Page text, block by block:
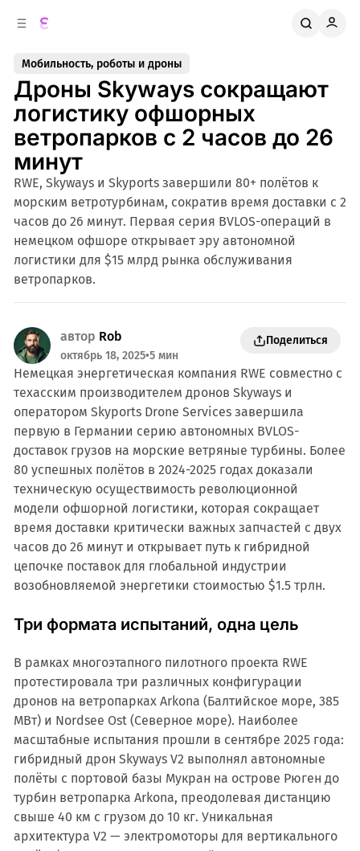
Мобильность, роботы и дроны
Дроны Skyways сокращают
логистику офшорных
ветропарков с 2 часов до 26
минут
RWE, Skyways и Skyports завершили 80+ полётов к
морским ветротурбинам, сократив время доставки с 2
часов до 26 минут. Первая серия BVLOS-операций в
немецком офшоре открывает эру автономной
логистики для $15 млрд рынка обслуживания
ветропарков.
автор Rob
октябрь 18, 2025•5 мин
Поделиться
Немецкая энергетическая компания RWE совместно с
техасским производителем дронов Skyways и
оператором Skyports Drone Services завершила
первую в Германии серию автономных BVLOS-
доставок грузов на морские ветряные турбины. Более
80 успешных полётов в 2024-2025 годах доказали
техническую осуществимость революционной
модели офшорной логистики, которая сокращает
время доставки критически важных запчастей с двух
часов до 26 минут и открывает путь к гибридной
цепочке поставок для глобальной индустрии
возобновляемой энергетики стоимостью $1.5 трлн.
Три формата испытаний, одна цель
В рамках многоэтапного пилотного проекта RWE
протестировала три различных конфигурации
дронов на ветропарках Arkona (Балтийское море, 385
МВт) и Nordsee Ost (Северное море). Наиболее
масштабные испытания прошли в сентябре 2025 года:
гибридный дрон Skyways V2 выполнял автономные
полёты с портовой базы Мукран на острове Рюген до
турбин ветропарка Arkona, преодолевая дистанцию
свыше 40 км с грузом до 10 кг. Уникальная
архитектура V2 — электромоторы для вертикального